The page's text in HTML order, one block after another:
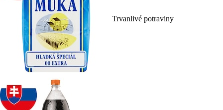
Trvanlivé potraviny